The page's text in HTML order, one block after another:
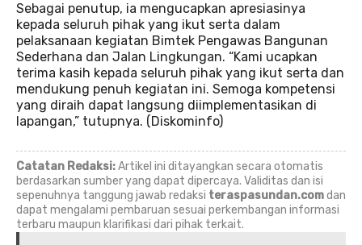
Sebagai penutup, ia mengucapkan apresiasinya
kepada seluruh pihak yang ikut serta dalam
pelaksanaan kegiatan Bimtek Pengawas Bangunan
Sederhana dan Jalan Lingkungan. “Kami ucapkan
terima kasih kepada seluruh pihak yang ikut serta dan
mendukung penuh kegiatan ini. Semoga kompetensi
yang diraih dapat langsung diimplementasikan di
lapangan,” tutupnya. (Diskominfo)
Catatan Redaksi:Artikel ini ditayangkan secara otomatis
berdasarkan sumber yang dapat dipercaya. Validitas dan isi
sepenuhnya tanggung jawab redaksi teraspasundan.comdan
dapat mengalami pembaruan sesuai perkembangan informasi
terbaru maupun klarifikasi dari pihak terkait.